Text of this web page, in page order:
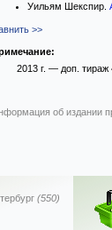
Уильям Шекспир.
>>
2013 г. — доп. тираж
об издании
(550)